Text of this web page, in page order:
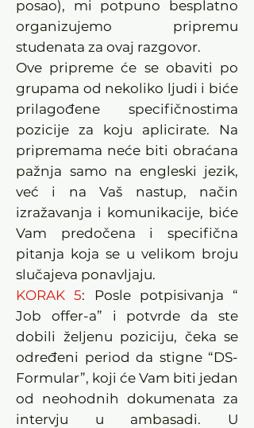
posao), mi potpuno besplatno
organizujemo pripremu
studenata za ovaj razgovor.
Ove pripreme će se obaviti po
grupama od nekoliko ljudi i biće
prilagođene specifičnostima
pozicije za koju aplicirate. Na
pripremama neće biti obraćana
pažnja samo na engleski jezik,
već i na Vaš nastup, način
izražavanja i komunikacije, biće
Vam predočena i specifična
pitanja koja se u velikom broju
slučajeva ponavljaju.
KORAK 5: Posle potpisivanja “
Job offer-a” i potvrde da ste
dobili željenu poziciju, čeka se
određeni period da stigne “DS-
Formular”, koji će Vam biti jedan
od neohodnih dokumenata za
intervju u ambasadi. U